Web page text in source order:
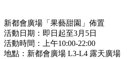
新都會廣場「果藝甜園」佈置
活動日期：即日起至3月5日
活動時間：上午10:00-22:00
地點：新都會廣場 L3-L4 露天廣場